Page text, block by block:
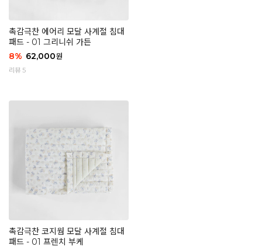
촉감극찬 에어리 모달 사계절 침대
패드 - 01 그리니쉬 가든
8% 62,000원
리뷰 5
촉감극찬 코지웜 모달 사계절 침대
패드 - 01 프렌치 부케